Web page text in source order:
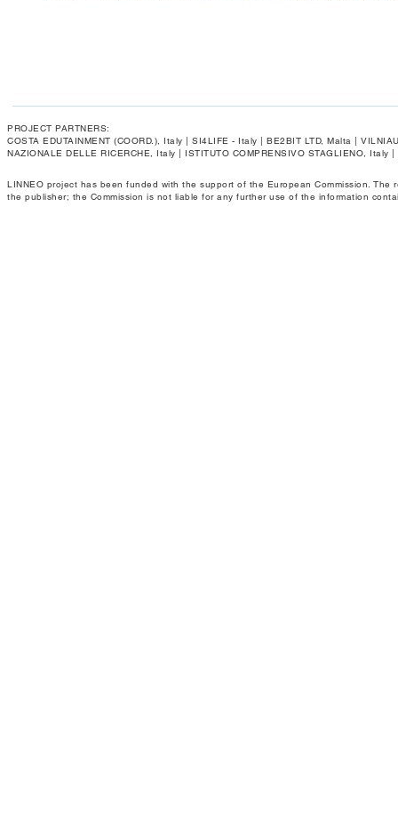
PROJECT PARTNERS:
COSTA EDUTAINMENT (COORD.), Italy | SI4LIFE - Italy | BE2BIT LTD, Malta |
NAZIONALE DELLE RICERCHE, Italy | ISTITUTO COMPRENSIVO STAGLIENO, Italy
LINNEO project has been funded with the support of the European Commission.
the publisher; the Commission is not liable for any further use of the information